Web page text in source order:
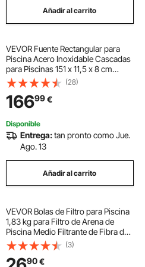
piscina
de arena
arena
filtración para piscinas
piscinas grandes
Añadir al carrito
VEVOR Fuente Rectangular para
Piscina Acero Inoxidable Cascadas
para Piscinas 151 x 11,5 x 8 cm
Fuente de Piscina Exterior Flujo de
Agua con Tira LED de Colores
Cascada de Jardín Patio Estanque
(28)
16699€
Disponible
Entrega:tan pronto como Jue.
Ago. 13
Añadir al carrito
VEVOR Bolas de Filtro para Piscina
1,83 kg para Filtro de Arena de
Piscina Medio Filtrante de Fibra de
Poliéster Azul Reutilizable con Bolsa
de Lavado para Piscina, Acuario,
Tanque, Piscina Elevada
(3)
90€